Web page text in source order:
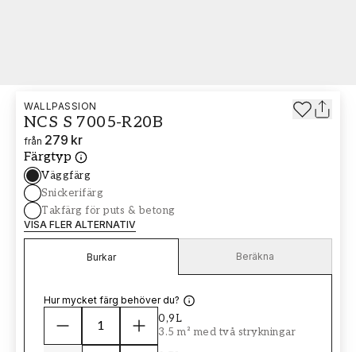
WALLPASSION
NCS S 7005-R20B
från 279 kr
Färgtyp
Väggfärg
Snickerifärg
Takfärg för puts & betong
VISA FLER ALTERNATIV
Burkar Beräkna
Hur mycket färg behöver du?
0,9L
3.5 m² med två strykningar